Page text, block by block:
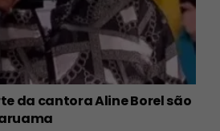
da cantora Aline Borel são